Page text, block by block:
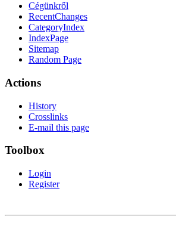
Cégünkről
RecentChanges
CategoryIndex
IndexPage
Sitemap
Random Page
Actions
History
Crosslinks
E-mail this page
Toolbox
Login
Register